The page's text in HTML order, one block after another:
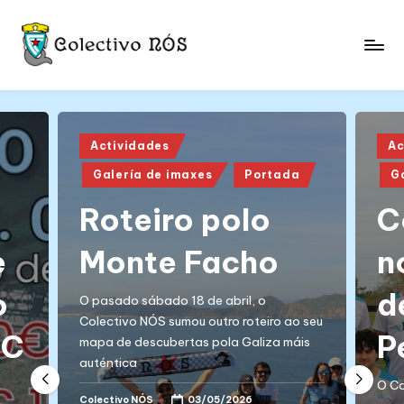
Skip
o
l
e
c
ti
v
o
N
Ó
S
oficial
do
Colectivo
Posted
in
Actividades
Galería de imaxes Portada
Roteiro polo
Monte Facho
O pasado sábado 18 de abril, o
Colectivo NÓS sumou outro roteiro ao seu
mapa de descubertas pola Galiza máis
auténtica
Colectivo NÓS 03/05/2026
in
O